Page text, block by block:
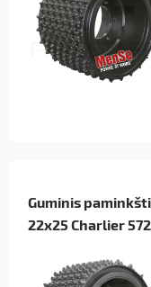
Guminis
22x25 Charlier 572